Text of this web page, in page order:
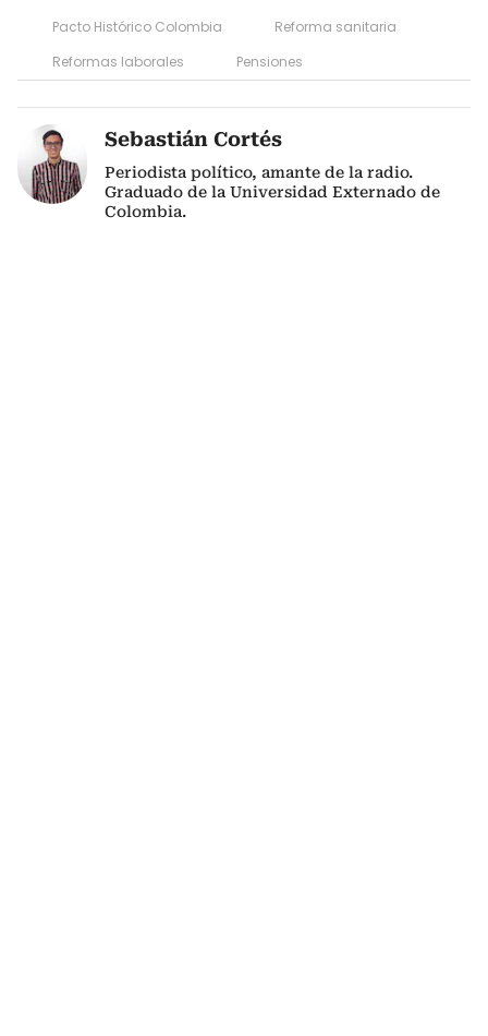
Pacto Histórico Colombia
Reforma sanitaria
Reformas laborales
Pensiones
Sebastián Cortés
Periodista político, amante de la radio.
Graduado de la Universidad Externado de
Colombia.